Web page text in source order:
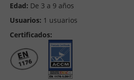
Edad: De 3 a 9 años
Usuarios: 1 usuarios
Certificados: